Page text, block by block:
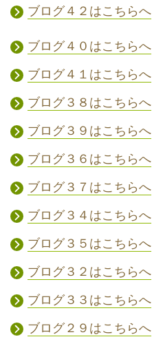
ブログ４２はこちらへ
ブログ４０はこちらへ
ブログ４１はこちらへ
ブログ３８はこちらへ
ブログ３９はこちらへ
ブログ３６はこちらへ
ブログ３７はこちらへ
ブログ３４はこちらへ
ブログ３５はこちらへ
ブログ３２はこちらへ
ブログ３３はこちらへ
ブログ２９はこちらへ